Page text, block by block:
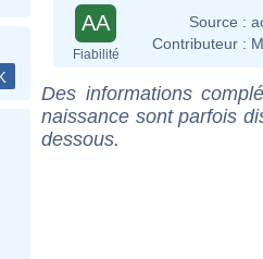
AA
Fiabilité
Source :
Contributeur :
Des informations
naissance sont parfois
dessous.